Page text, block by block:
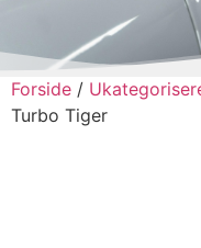
Forside /
Turbo Tiger